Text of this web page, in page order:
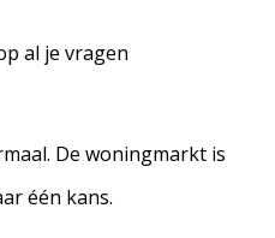
al je vragen
De woningmarkt is
één kans.